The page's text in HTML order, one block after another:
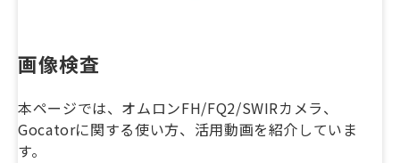
画像検査
本ページでは、オムロンFH/FQ2/SWIRカメラ、
Gocatorに関する使い方、活用動画を紹介していま
す。